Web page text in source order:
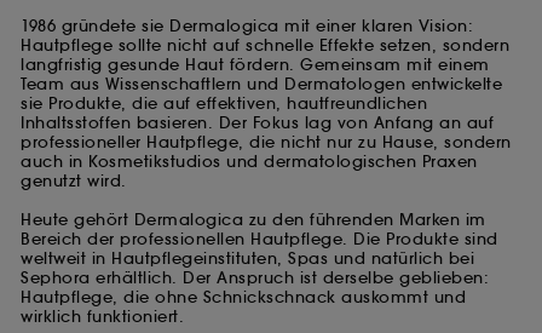
1986 gründete sie Dermalogica mit einer klaren Vision:
Hautpflege sollte nicht auf schnelle Effekte setzen, sondern
langfristig gesunde Haut fördern. Gemeinsam mit einem
Team aus Wissenschaftlern und Dermatologen entwickelte
sie Produkte, die auf effektiven, hautfreundlichen
Inhaltsstoffen basieren. Der Fokus lag von Anfang an auf
professioneller Hautpflege, die nicht nur zu Hause, sondern
auch in Kosmetikstudios und dermatologischen Praxen
genutzt wird.
Heute gehört Dermalogica zu den führenden Marken im
Bereich der professionellen Hautpflege. Die Produkte sind
weltweit in Hautpflegeinstituten, Spas und natürlich bei
Sephora erhältlich. Der Anspruch ist derselbe geblieben:
Hautpflege, die ohne Schnickschnack auskommt und
wirklich funktioniert.